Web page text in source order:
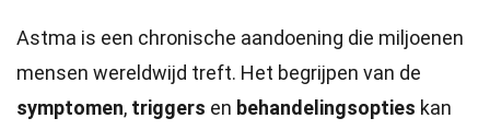
Astma is een chronische aandoening die miljoenen
mensen wereldwijd treft. Het begrijpen van de
symptomen, triggers en behandelingsopties kan